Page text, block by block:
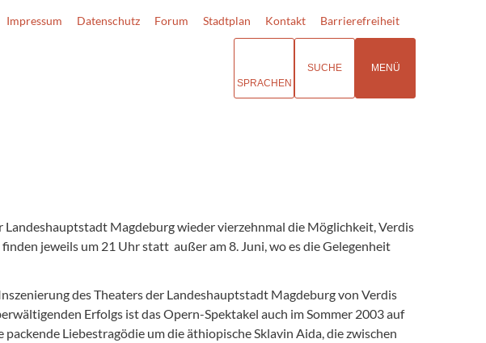
Impressum Datenschutz Forum Stadtplan Kontakt Barrierefreiheit
SPRACHEN
SUCHE MENÜ
Magdeburg wieder vierzehnmal die Möglichkeit, Verdis
jeweils um 21 Uhr statt  außer am 8. Juni, wo es die Gelegenheit
des Theaters der Landeshauptstadt Magdeburg von Verdis
Erfolgs ist das Opern-Spektakel auch im Sommer 2003 auf
Liebestragödie um die äthiopische Sklavin Aida, die zwischen